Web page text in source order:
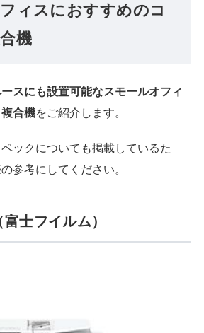
ィスにおすすめのコ
機
スにも設置可能なスモールオフィ
合機をご紹介します。
ックについても掲載しているた
参考にしてください。
士フイルム）